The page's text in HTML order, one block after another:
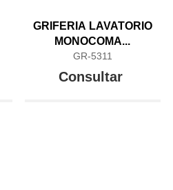
GRIFERIA LAVATORIO
MONOCOMA...
GR-5311
Consultar